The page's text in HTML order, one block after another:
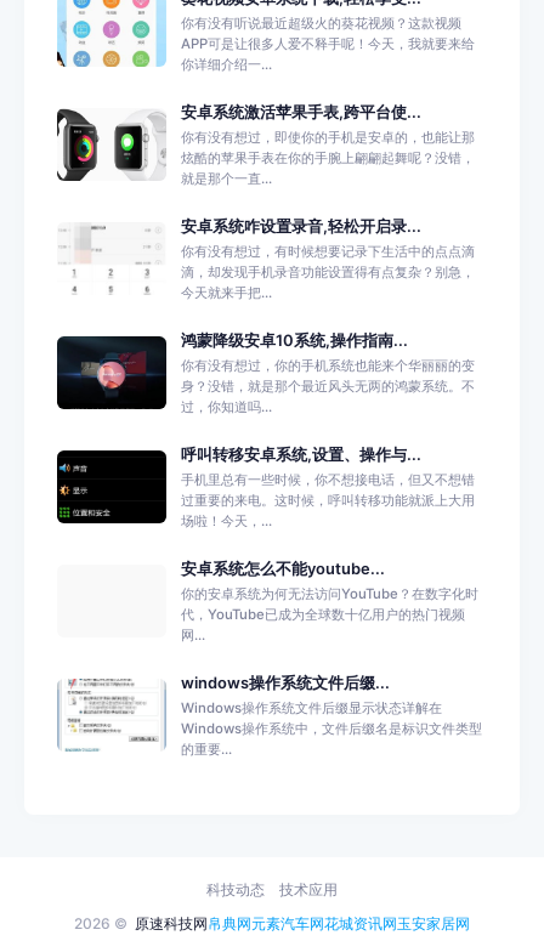
你有没有听说最近超级火的葵花视频？这款视频
APP可是让很多人爱不释手呢！今天，我就要来给
你详细介绍一...
安卓系统激活苹果手表,跨平台使...
你有没有想过，即使你的手机是安卓的，也能让那
炫酷的苹果手表在你的手腕上翩翩起舞呢？没错，
就是那个一直...
安卓系统咋设置录音,轻松开启录...
你有没有想过，有时候想要记录下生活中的点点滴
滴，却发现手机录音功能设置得有点复杂？别急，
今天就来手把...
鸿蒙降级安卓10系统,操作指南...
你有没有想过，你的手机系统也能来个华丽丽的变
身？没错，就是那个最近风头无两的鸿蒙系统。不
过，你知道吗...
呼叫转移安卓系统,设置、操作与...
手机里总有一些时候，你不想接电话，但又不想错
过重要的来电。这时候，呼叫转移功能就派上大用
场啦！今天，...
安卓系统怎么不能youtube...
你的安卓系统为何无法访问YouTube？在数字化时
代，YouTube已成为全球数十亿用户的热门视频
网...
windows操作系统文件后缀...
Windows操作系统文件后缀显示状态详解在
Windows操作系统中，文件后缀名是标识文件类型
的重要...
2026 © 原速科技网帛典网元素汽车网花城资讯网玉安家居网
科技动态 技术应用